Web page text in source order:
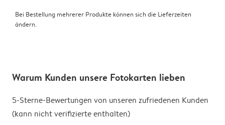
Bei Bestellung mehrerer Produkte können sich die Lieferzeiten
ändern.
Warum Kunden unsere Fotokarten lieben
5-Sterne-Bewertungen von unseren zufriedenen Kunden
(kann nicht verifizierte enthalten)